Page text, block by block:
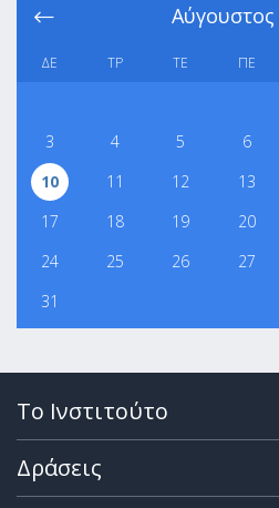
Αύγουστος
ΔΕ ΤΡ ΤΕ ΠΕ
3
4 5 6
10
11 12 13
17
18 19 20
24
25 26 27
31
Το Ινστιτούτο
Δράσεις